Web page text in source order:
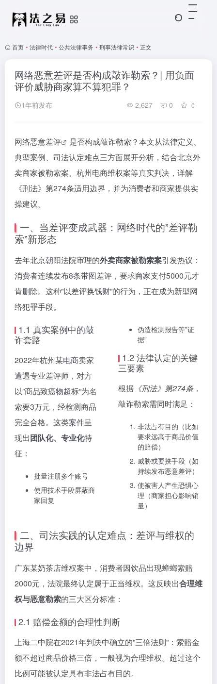
首页 • 法律时代 • 公共法律事务 • 刑事法律常识 • 正文
网络恶意差评是否构成敲诈勒索？| 用负面
评价威胁商家算不算犯罪？
1年前发布 2,627 0 0
网络恶意差评
是否构成敲诈勒索？本文从法律定义、
典型案例、司法认定难点三方面展开分析，结合北京外
卖商家被勒索案、杭州电商维权案等真实判决，详解
《刑法》第274条适用边界，并为消费者和商家提供实
操建议。
一、当差评变成武器：网络时代的”差评勒
索”新形态
去年北京朝阳法院审理的外卖商家被勒索案引发热议：
消费者连续发布8条带图差评，要求商家支付5000元才
肯删除。这种”以差评换钱财”的行为，正在成为新型网
络犯罪手段。
1.1 真实案例中的敲
诈套路
2022年杭州某电商卖家
遭遇专业差评师，对方
以”商品致癌物超标”为名
索要3万元，经检测商品
完全合格。这类案件呈
现出团队化、专业化特
征：
批量注册多个账号
使用技术手段屏蔽商
家回复
伪造检测报告等”证
据”
1.2 法律认定的关键
三要素
根据 《刑法》第274条，
敲诈勒索需同时满足：
非法占有目的（比如
要求远高于商品价值
的赔偿）
威胁或要挟手段（如
持续发布恶意差评）
使被害人产生恐惧心
理（商家担心影响销
量）
二、司法实践的认定难点：差评与维权的
边界
广东某奶茶店维权案中，消费者因饮品出现蟑螂索赔
2000元，法院最终认定属于正当维权。这反映出合理维
权与恶意勒索的三大区分标准：
2.1 赔偿金额的合理性判断
上海二中院在2021年判决中确立的”三倍法则”：索赔金
额不超过商品价格三倍，一般视为合理维权。超过这个
比例可能被认定具有非法占有目的。